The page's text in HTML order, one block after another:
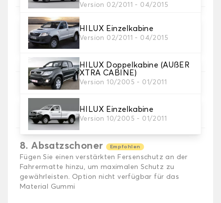
Version 02/2011 - 04/2015
HILUX Einzelkabine
Version 02/2011 - 04/2015
HILUX Doppelkabine (AUßER
XTRA CABINE)
Version 10/2005 - 01/2011
HILUX Einzelkabine
Version 10/2005 - 01/2011
6. Farbe der Borte
Wählen Sie die Farbe der Borte.
7. rutschfest Autogrip®
Befestigung für optimalen Halt hinzu.
8. Absatzschoner Empfohlen
Fügen Sie einen verstärkten Fersenschutz an der
Fahrermatte hinzu, um maximalen Schutz zu
gewährleisten. Option nicht verfügbar für das
Material Gummi